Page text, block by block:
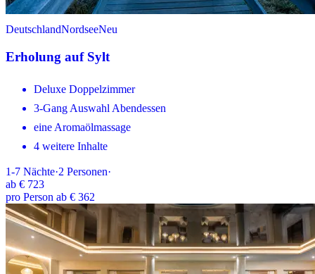
DeutschlandNordseeNeu
Erholung auf Sylt
Deluxe Doppelzimmer
3-Gang Auswahl Abendessen
eine Aromaölmassage
4 weitere Inhalte
1-7 Nächte·2 Personen·
ab € 723
pro Person ab € 362